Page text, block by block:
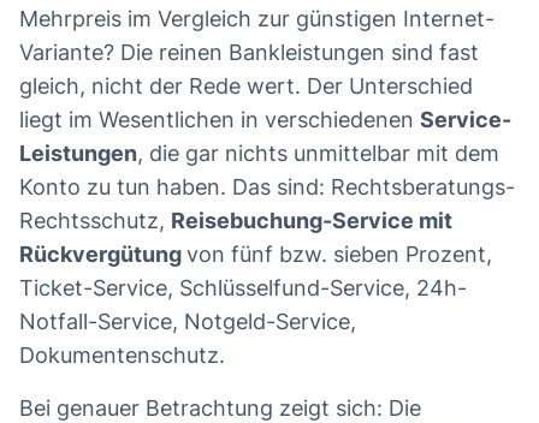
Mehrpreis im Vergleich zur günstigen Internet-
Variante? Die reinen Bankleistungen sind fast
gleich, nicht der Rede wert. Der Unterschied
liegt im Wesentlichen in verschiedenen Service-
Leistungen, die gar nichts unmittelbar mit dem
Konto zu tun haben. Das sind: Rechtsberatungs-
Rechtsschutz, Reisebuchung-Service mit
Rückvergütungvon fünf bzw. sieben Prozent,
Ticket-Service, Schlüsselfund-Service, 24h-
Notfall-Service, Notgeld-Service,
Dokumentenschutz.
Bei genauer Betrachtung zeigt sich: Die